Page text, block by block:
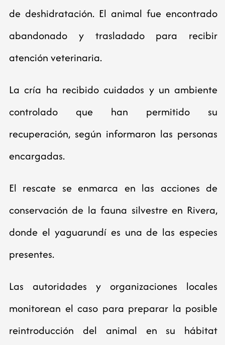
de deshidratación. El animal fue encontrado
abandonado y trasladado para recibir
atención veterinaria.
La cría ha recibido cuidados y un ambiente
controlado que han permitido su
recuperación, según informaron las personas
encargadas.
El rescate se enmarca en las acciones de
conservación de la fauna silvestre en Rivera,
donde el yaguarundí es una de las especies
presentes.
Las autoridades y organizaciones locales
monitorean el caso para preparar la posible
reintroducción del animal en su hábitat